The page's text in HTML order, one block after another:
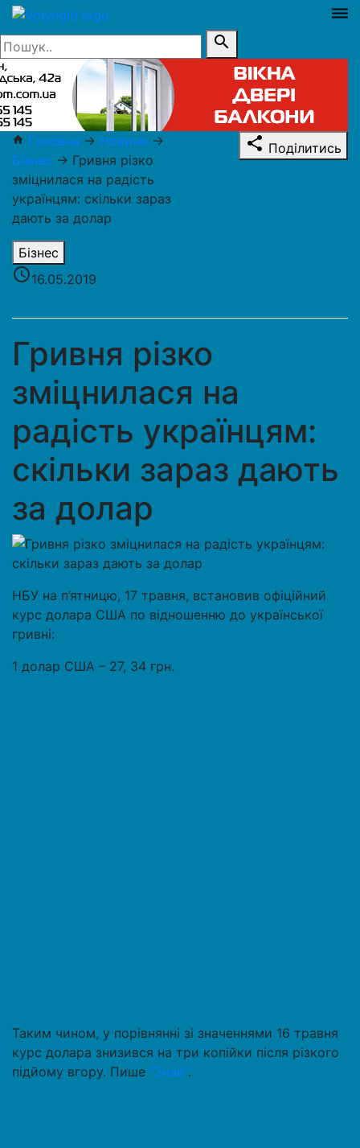
dehaze
search
home Головна → Новини →
Бізнес → Гривня різко
зміцнилася на радість
українцям: скільки зараз
дають за долар
Бізнес
access_time16.05.2019
share Поділитись
Гривня різко
зміцнилася на
радість українцям:
скільки зараз дають
за долар
НБУ на п’ятницю, 17 травня, встановив офіційний
курс долара США по відношенню до української
гривні:
1 долар США – 27, 34 грн.
Таким чином, у порівнянні зі значеннями 16 травня
курс долара знизився на три копійки після різкого
підйому вгору. Пише “Знай”.